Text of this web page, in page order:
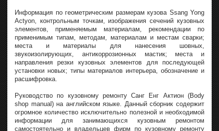
Информация по геометрическим размерам кузова Ssang Yong
Actyon, контрольным точкам, изображения сечений кузовных
элементов, применяемым материалам, рекомендации по
применимым типам, методам, материалам и местам сварки;
места и материалы для нанесения шовных,
звукоизолирующих, антикоррозионных мастик; места и
направления резки кузовных элементов для последующей
установки новых; типы материалов интерьера, обозначение и
расшифровка.
Руководство по кузовному ремонту Санг Eнг Актион (Body
shop manual) на английском языке. Данный сборник содержит
огромное количество исключительно полезной и необходимой
информации для занимающихся кузовным ремонтом
самостоятельно и владельцев фирм по кузовному ремонту